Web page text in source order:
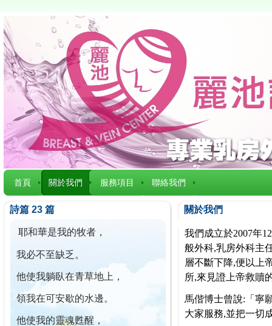
首頁 關於我們 服務項目 聯絡我們
詩篇 23 篇
耶和華是我的牧者，
我必不至缺乏。
他使我躺臥在青草地上，
領我在可安歇的水邊。
他使我的靈魂甦醒，
關於我們
我們成立於2007年
般外科,乳房外科主
層不斷下降,便以上
所,來見證上帝救贖
馬偕博士曾說:「寧
大家服務,並把一切